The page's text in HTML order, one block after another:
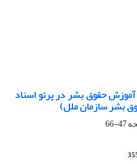
حقوق بشر در پرتو اسناد
بشر سازمان ملل)
47-66